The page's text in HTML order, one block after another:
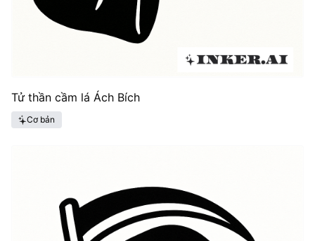
Tử thần cầm lá Ách Bích
Cơ bản